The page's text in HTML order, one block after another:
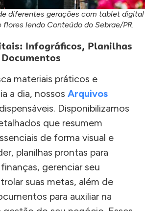
diferentes gerações com tablet digital
flores lendo Conteúdo do Sebrae/PR.
Infográficos, Planilhas
materiais práticos e
a dia, nossos Arquivos
Disponibilizamos
que resumem
de forma visual e
planilhas prontas para
gerenciar seu
suas metas, além de
para auxiliar na